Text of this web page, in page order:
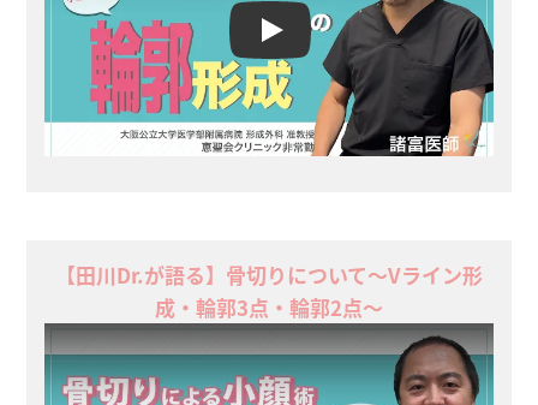
Play
【田川Dr.が語る】骨切りについて〜Vライン形
成・輪郭3点・輪郭2点〜